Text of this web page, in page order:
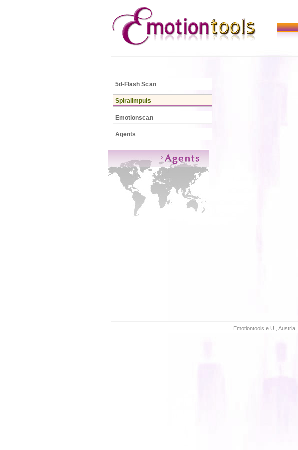
5d-Flash Scan
Spiralimpuls
Emotionscan
Agents
Emotiontools e.U., Austria,